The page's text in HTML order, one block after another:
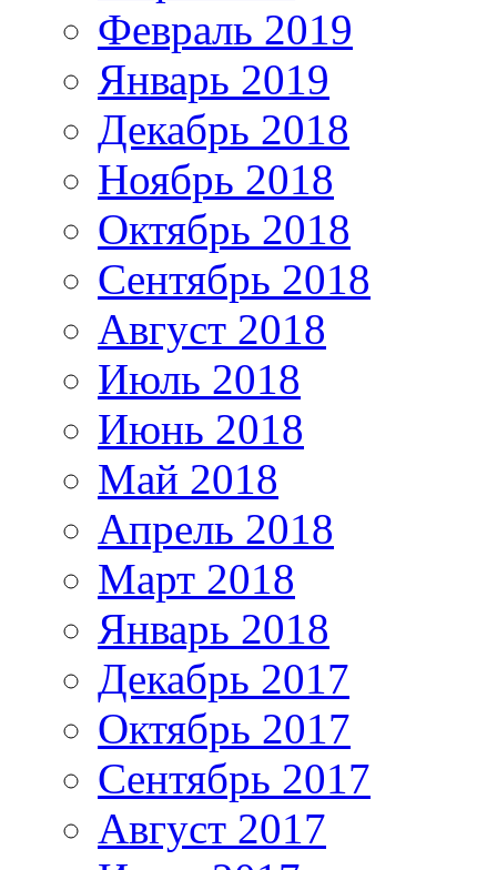
Февраль 2019
Январь 2019
Декабрь 2018
Ноябрь 2018
Октябрь 2018
Сентябрь 2018
Август 2018
Июль 2018
Июнь 2018
Май 2018
Апрель 2018
Март 2018
Январь 2018
Декабрь 2017
Октябрь 2017
Сентябрь 2017
Август 2017